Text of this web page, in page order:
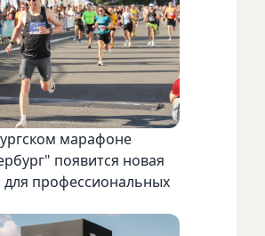
марафоне
появится новая
для профессиональных